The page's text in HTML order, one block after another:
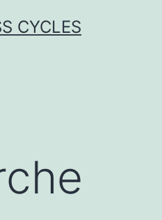
CYCLES